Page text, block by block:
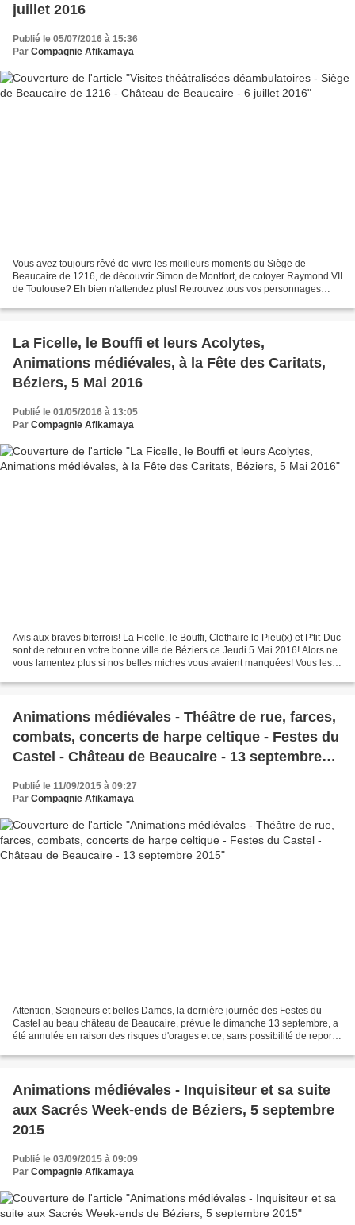
juillet 2016
Publié le 05/07/2016 à 15:36
Par Compagnie Afikamaya
Vous avez toujours rêvé de vivre les meilleurs moments du Siège de
Beaucaire de 1216, de découvrir Simon de Montfort, de cotoyer Raymond VII
de Toulouse? Eh bien n'attendez plus! Retrouvez tous vos personnages
La Ficelle, le Bouffi et leurs Acolytes,
Animations médiévales, à la Fête des Caritats,
Béziers, 5 Mai 2016
Publié le 01/05/2016 à 13:05
Par Compagnie Afikamaya
Avis aux braves biterrois! La Ficelle, le Bouffi, Clothaire le Pieu(x) et P'tit-Duc
sont de retour en votre bonne ville de Béziers ce Jeudi 5 Mai 2016! Alors ne
vous lamentez plus si nos belles miches vous avaient manquées! Vous les
Animations médiévales - Théâtre de rue, farces,
combats, concerts de harpe celtique - Festes du
Castel - Château de Beaucaire - 13 septembre
Publié le 11/09/2015 à 09:27
Par Compagnie Afikamaya
Attention, Seigneurs et belles Dames, la dernière journée des Festes du
Castel au beau château de Beaucaire, prévue le dimanche 13 septembre, a
été annulée en raison des risques d'orages et ce, sans possibilité de report.
Animations médiévales - Inquisiteur et sa suite
aux Sacrés Week-ends de Béziers, 5 septembre
2015
Publié le 03/09/2015 à 09:09
Par Compagnie Afikamaya